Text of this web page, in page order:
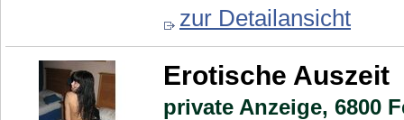
zur Detailansicht
Erotische Auszeit
private Anzeige, 6800